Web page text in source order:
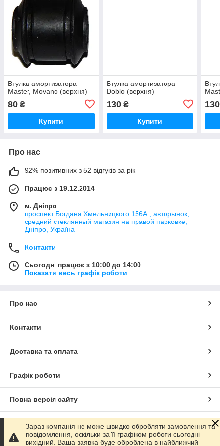
Втулка амортизатора
Master, Movano (верхня)
80 ₴
Купити
Втулка амортизатора
Doblo (верхня)
130₴
Купити
130
Про нас
92% позитивних з 52 відгуків за рік
Працює з 19.12.2014
м. Дніпро
проспект Богдана Хмельницкого 156А , авторынок,
средний стеклянный магазин на правой парковке,
Дніпро, Україна
Контакти
Сьогодні працює з 10:00 до 14:00
Показати весь графік роботи
Про нас
Контакти
Доставка та оплата
Графік роботи
Повна версія сайту
Сайт створено на маркетплейсі Prom.ua
Зараз компанія не може швидко обробляти замовлення та
повідомлення, оскільки за її графіком роботи сьогодні
вихідний. Ваша заявка буде оброблена в найближчий